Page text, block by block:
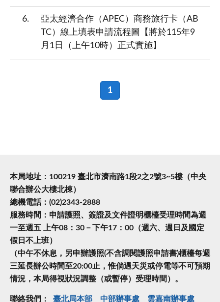
6
亞太經濟合作（APEC）商務旅行卡（AB
TC）線上填表申請流程圖【將於115年9
月1日（上午10時）正式實施】
1
本局地址：100219 臺北市濟南路1段2之2號3~5樓（中央
聯合辦公大樓北棟）
總機電話：(02)2343-2888
服務時間：申請護照、簽證及文件證明櫃檯受理時間為週
一至週五 上午08：30－下午17：00（週六、週日及國定
假日不上班）
（中午不休息，另申辦護照(不含調閱護照申請書)櫃檯每週
三延長辦公時間至20:00止，惟倘遇天災或停電等不可預期
情況，本局得視狀況調整（或暫停）受理時間）。
聯絡我們： 臺北局本部 中部辦事處 雲嘉南辦事處